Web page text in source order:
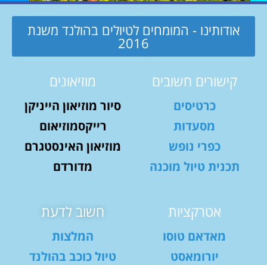
אודותינו - המומחים לטיולים בהולנד משנת
2016
קישורים חשובים
כרטיסים
מסעדות
כפרי נופש
תכנית טיול מוכנה
מוזיאונים
סיור מוזיאון הייניקן
רייקסמוזיאום
מוזיאון האינסטגרם
מדורדם
אטרקציות
מאדאם טוסו
יורומאסט
חשוב לדעת
המלצות
טיול כוכב בהולנד